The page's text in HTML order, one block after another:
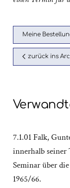
Meine
zurück ins
7.1.01 Falk,
innerhalb
Seminar über
1965/66.